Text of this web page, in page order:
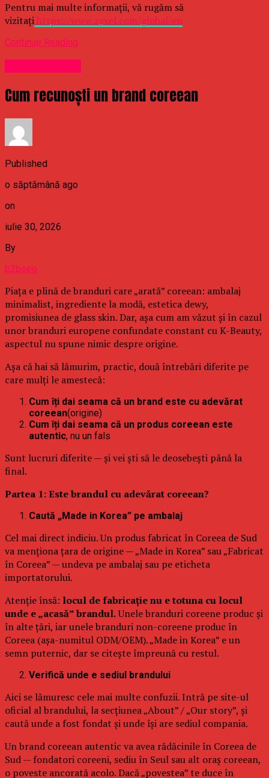
Pentru mai multe informații, vă rugăm să
vizitațihttps://www.zyxel.com/global/en
Continue Reading
Cum recunoști un brand coreean
Published
o săptămână ago
on
iulie 30, 2026
By
b2bseo
Piața e plină de branduri care „arată” coreean: ambalaj
minimalist, ingrediente la modă, estetica dewy,
promisiunea de glass skin. Dar, așa cum am văzut și în cazul
unor branduri europene confundate constant cu K-Beauty,
aspectul nu spune nimic despre origine.
Așa că hai să lămurim, practic, două întrebări diferite pe
care mulți le amestecă:
Cum îți dai seama că un brand este cu adevărat
coreean(origine)
Cum îți dai seama că un produs coreean este
autentic, nu un fals
Sunt lucruri diferite — și vei ști să le deosebești până la
final.
Partea 1: Este brandul cu adevărat coreean?
Caută „Made in Korea” pe ambalaj
Cel mai direct indiciu. Un produs fabricat în Coreea de Sud
va menționa țara de origine — „Made in Korea” sau „Fabricat
în Coreea” — undeva pe ambalaj sau pe eticheta
importatorului.
Atenție însă: locul de fabricație nu e totuna cu locul
unde e „acasă” brandul.Unele branduri coreene produc și
în alte țări, iar unele branduri non-coreene produc în
Coreea (așa-numitul ODM/OEM). „Made in Korea” e un
semn puternic, dar se citește împreună cu restul.
Verifică unde e sediul brandului
Aici se lămuresc cele mai multe confuzii. Intră pe site-ul
oficial al brandului, la secțiunea „About” / „Our story”, și
caută unde a fost fondat și unde își are sediul compania.
Un brand coreean autentic va avea rădăcinile în Coreea de
Sud — fondatori coreeni, sediu în Seul sau alt oraș coreean,
o poveste ancorată acolo. Dacă „povestea” te duce în